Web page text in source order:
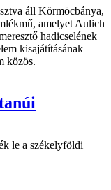
áll Körmöcbánya,
amelyet Aulich
hadicselének
kisajátításának
közös.
le a székelyföldi